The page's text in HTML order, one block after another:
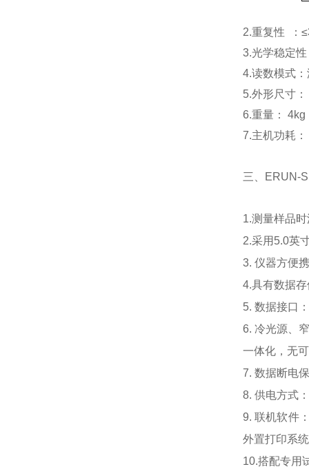
2.重复性 ：
3.光学稳定
4.读数模式
5.外形尺寸
6.重量： 4kg
7.主机功耗：
三、ERUN-
1.测量样品
2.采用5.0英
3. 仪器方便
4.具有数据
5. 数据接口
6. 冷光源、
一体化，无
7. 数据断电
8. 供电方式
9. 联机软件
外置打印系
10.搭配专用